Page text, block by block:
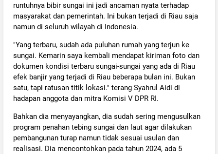
runtuhnya bibir sungai ini jadi ancaman nyata terhadap
masyarakat dan pemerintah. Ini bukan terjadi di Riau saja
namun di seluruh wilayah di Indonesia.
"Yang terbaru, sudah ada puluhan rumah yang terjun ke
sungai. Kemarin saya kembali mendapat kiriman foto dan
dokumen kondisi terbaru sungai-sungai yang ada di Riau
efek banjir yang terjadi di Riau beberapa bulan ini. Bukan
satu, tapi ratusan titik lokasi." terang Syahrul Aidi di
hadapan anggota dan mitra Komisi V DPR RI.
Bahkan dia menyayangkan, dia sudah sering mengusulkan
program penahan tebing sungai dan laut agar dilakukan
pembangunan turap namun tidak sesuai usulan dan
realisasi. Dia mencontohkan pada tahun 2024, ada 5